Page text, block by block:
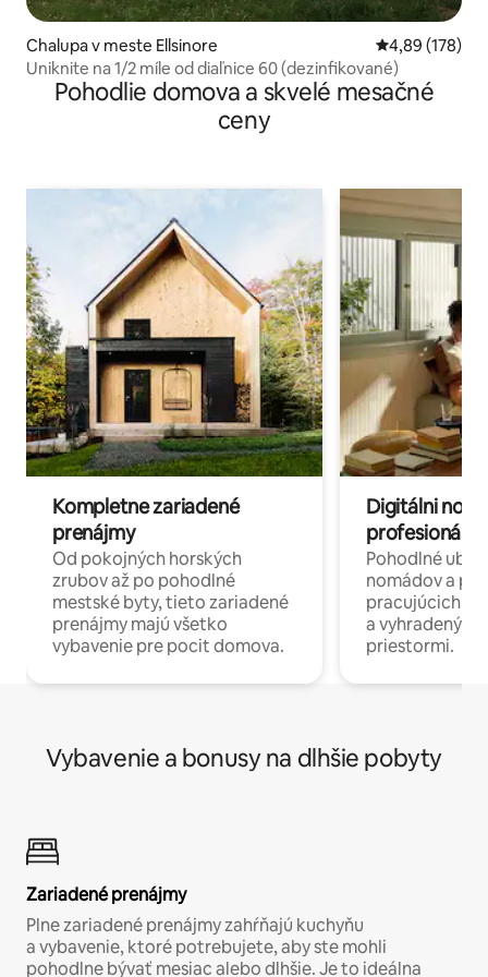
Chalupa v meste Ellsinore Priemerné
4,89 (178)
Uniknite na 1/2 míle od diaľnice 60 (dezinfikované)
Pohodlie domova a skvelé mesačné
ceny
Kompletne zariadené
prenájmy
Od pokojných horských
zrubov až po pohodlné
mestské byty, tieto zariadené
prenájmy majú všetko
vybavenie pre pocit domova.
Digitálni
profesionáli
Pohodlné
nomádov a
pracujúcich
a
priestormi.
Vybavenie a bonusy na dlhšie pobyty
Zariadené prenájmy
Plne zariadené prenájmy zahŕňajú kuchyňu
a vybavenie, ktoré potrebujete, aby ste mohli
pohodlne bývať mesiac alebo dlhšie. Je to ideálna